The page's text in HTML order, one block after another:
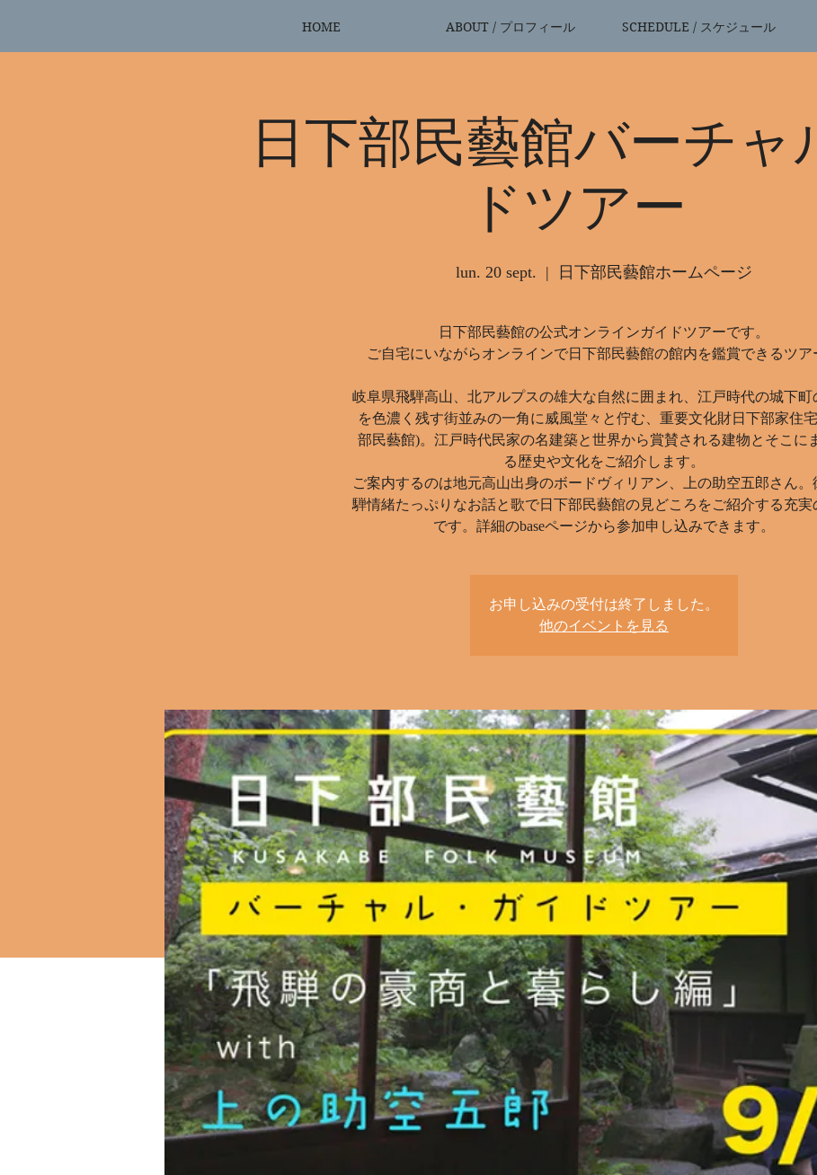
HOME ABOUT / プロフィール SCHEDULE / スケジュール
日下部民藝館バーチャ
ドツアー
lun. 20 sept.
  |
日下部民藝館ホームページ
日下部民藝館の公式オンラインガイドツアーです。
ご自宅にいながらオンラインで日下部民藝館の館内を鑑賞できるツア
岐阜県飛騨高山、北アルプスの雄大な自然に囲まれ、江戸時代の城下町
を色濃く残す街並みの一角に威風堂々と佇む、重要文化財日下部家住
部民藝館)。江戸時代民家の名建築と世界から賞賛される建物とそこに
る歴史や文化をご紹介します。
ご案内するのは地元高山出身のボードヴィリアン、上の助空五郎さん。
騨情緒たっぷりなお話と歌で日下部民藝館の見どころをご紹介する充実
お申し込みの受付は終了しました。
他のイベントを見る